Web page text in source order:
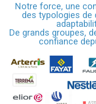
Notre force, une
des typologies de
De grands groupes,
confiance